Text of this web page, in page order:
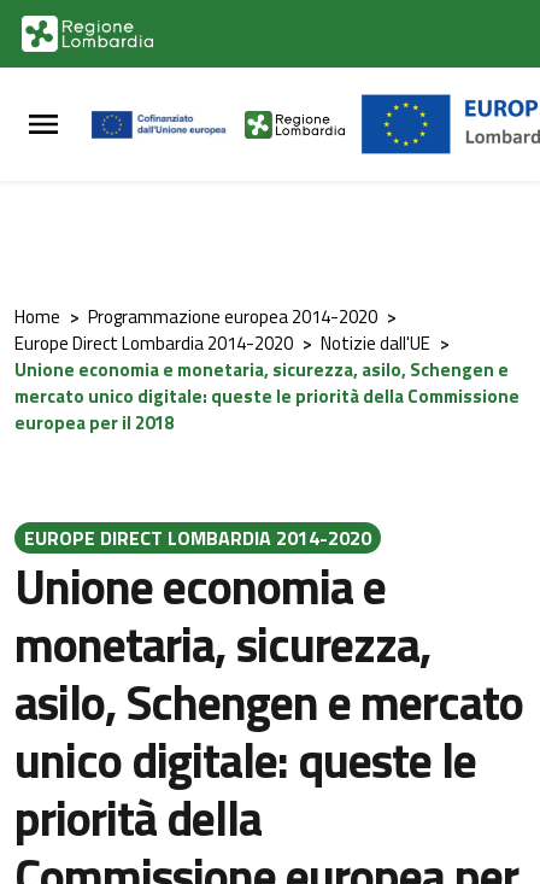
Vai al contenuto principale
Vai al footer
Home > Programmazione europea 2014-2020 >
Europe Direct Lombardia 2014-2020 > Notizie dall'UE >
Unione economia e monetaria, sicurezza, asilo, Schengen e
mercato unico digitale: queste le priorità della Commissione
europea per il 2018
EUROPE DIRECT LOMBARDIA 2014-2020
Unione economia e
monetaria, sicurezza,
asilo, Schengen e mercato
unico digitale: queste le
priorità della